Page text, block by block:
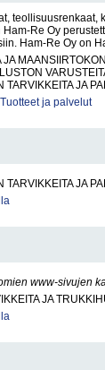
teollisuusrenkaat,
Ham-Re Oy
Ham-Re Oy on
TARVIKKEITA JA
Tuotteet ja palvelut
TARVIKKEITA JA
www-sivujen
JA